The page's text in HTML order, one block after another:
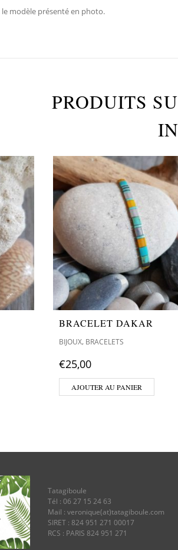
le modèle présenté en photo.
PRODUITS
BRACELET DAKAR
BIJOUX, BRACELETS
€25,00
AJOUTER AU PANIER
Tatagiboule
Tél : 06 27 15 24 63
Mail : veronique(at)tatagiboule.com
SIRET : 824 951 271 00017
RCS : PARIS 824 951 271